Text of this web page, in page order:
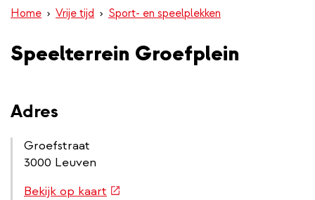
inhoud
gaan
Home Vrije tijd Sport- en speelplekken
Speelterrein Groefplein
Adres
Groefstraat
3000 Leuven
Routebeschrijving
Bekijk op kaart (externe